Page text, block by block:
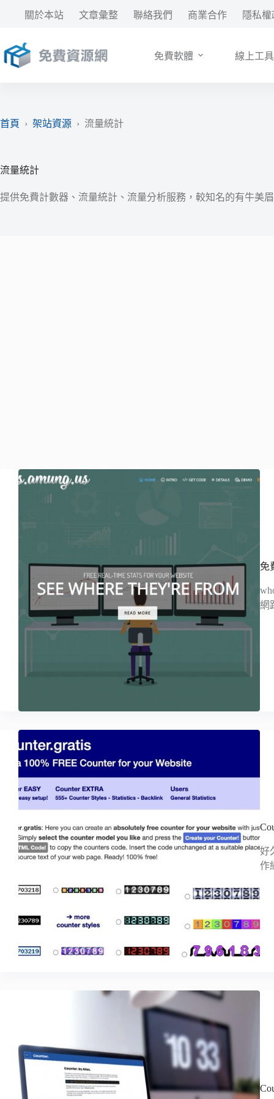
要
內
關於本站 文章彙整 聯絡我們 商業合作 隱私
免費軟體 線上工具
首頁 › 架站資源 › 流量統計
流量統計
提供免費計數器、流量統計、流量分析服務，較知名的有牛美
免
網
好
作